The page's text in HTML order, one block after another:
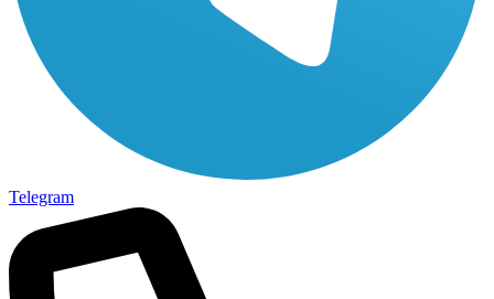
Telegram